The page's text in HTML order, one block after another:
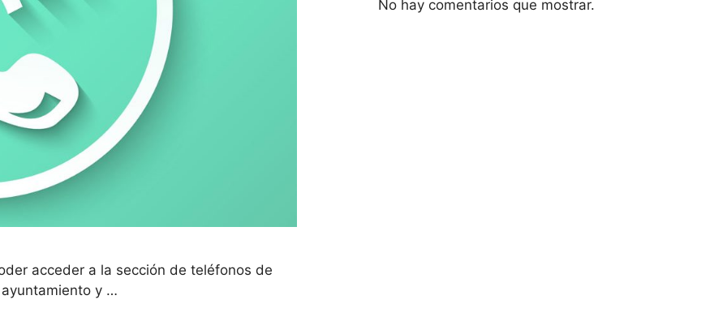
acceder a la sección de teléfonos de
y …
No hay comentarios que mostrar.